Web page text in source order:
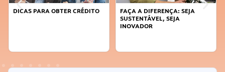
DICAS PARA OBTER CRÉDITO
FAÇA A DIFERENÇA: SEJA
SUSTENTÁVEL, SEJA
INOVADOR